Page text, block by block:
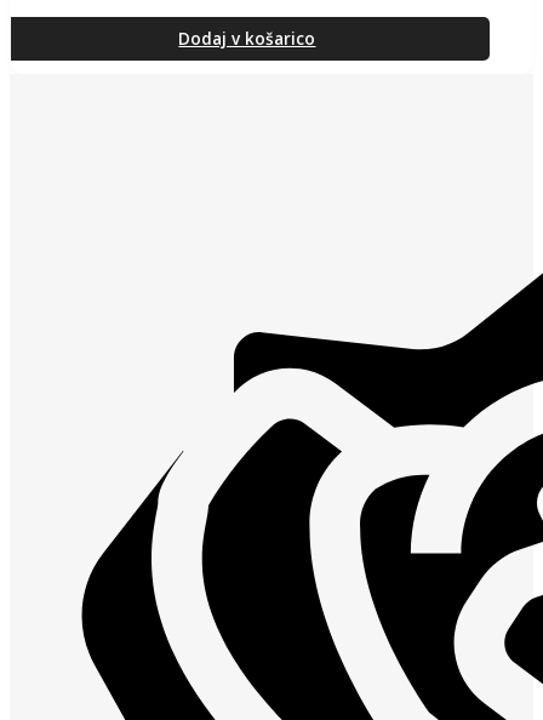
cena
8,78 €.
cena
Dodaj v košarico